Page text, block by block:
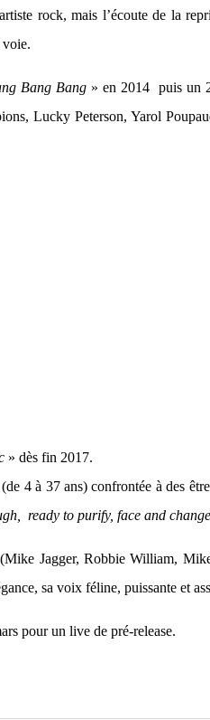
rock, mais l’écoute de la
voie.
Bang Bang» en 2014 puis un
Lucky Peterson, Yarol
» dès fin 2017.
4 à 37 ans) confrontée à des
ready to purify, face and change
Jagger, Robbie William,
sa voix féline, puissante et
pour un live de pré-release.